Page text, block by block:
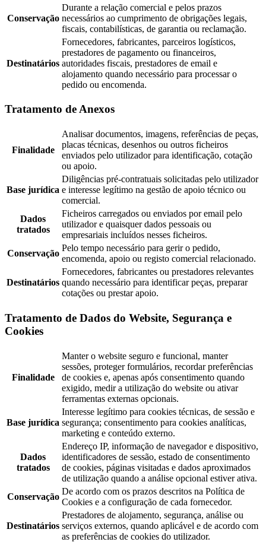
Conservação
Durante a relação comercial e pelos prazos
necessários ao cumprimento de obrigações legais,
fiscais, contabilísticas, de garantia ou reclamação.
Destinatários
Fornecedores, fabricantes, parceiros logísticos,
prestadores de pagamento ou financeiros,
autoridades fiscais, prestadores de email e
alojamento quando necessário para processar o
pedido ou encomenda.
Tratamento de Anexos
Finalidade
Analisar documentos, imagens, referências de peças,
placas técnicas, desenhos ou outros ficheiros
enviados pelo utilizador para identificação, cotação
ou apoio.
Base jurídica
Diligências pré-contratuais solicitadas pelo utilizador
e interesse legítimo na gestão de apoio técnico ou
comercial.
Dados
tratados
Ficheiros carregados ou enviados por email pelo
utilizador e quaisquer dados pessoais ou
empresariais incluídos nesses ficheiros.
Conservação
Pelo tempo necessário para gerir o pedido,
encomenda, apoio ou registo comercial relacionado.
Destinatários
Fornecedores, fabricantes ou prestadores relevantes
quando necessário para identificar peças, preparar
cotações ou prestar apoio.
Tratamento de Dados do Website, Segurança e
Cookies
Finalidade
Manter o website seguro e funcional, manter
sessões, proteger formulários, recordar preferências
de cookies e, apenas após consentimento quando
exigido, medir a utilização do website ou ativar
ferramentas externas opcionais.
Base jurídica
Interesse legítimo para cookies técnicas, de sessão e
segurança; consentimento para cookies analíticas,
marketing e conteúdo externo.
Dados
tratados
Endereço IP, informação de navegador e dispositivo,
identificadores de sessão, estado de consentimento
de cookies, páginas visitadas e dados aproximados
de utilização quando a análise opcional estiver ativa.
Conservação
De acordo com os prazos descritos na Política de
Cookies e a configuração de cada fornecedor.
Destinatários
Prestadores de alojamento, segurança, análise ou
serviços externos, quando aplicável e de acordo com
as preferências de cookies do utilizador.